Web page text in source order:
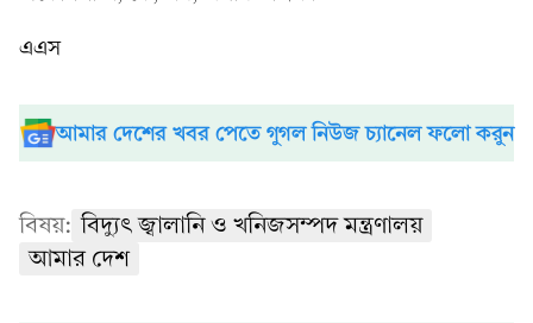
এএস
আমার দেশের খবর পেতে গুগল নিউজ চ্যানেল ফলো করুন
বিষয়: বিদ্যুৎ জ্বালানি ও খনিজসম্পদ মন্ত্রণালয়
আমার দেশ